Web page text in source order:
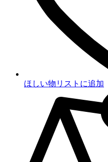
ほしい物リストに追加